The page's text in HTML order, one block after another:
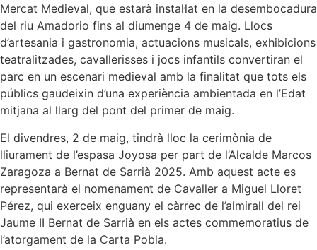
Mercat Medieval, que estarà instal·lat en la desembocadura
del riu Amadorio fins al diumenge 4 de maig. Llocs
d’artesania i gastronomia, actuacions musicals, exhibicions
teatralitzades, cavallerisses i jocs infantils convertiran el
parc en un escenari medieval amb la finalitat que tots els
públics gaudeixin d’una experiència ambientada en l’Edat
mitjana al llarg del pont del primer de maig.
El divendres, 2 de maig, tindrà lloc la cerimònia de
lliurament de l’espasa Joyosa per part de l’Alcalde Marcos
Zaragoza a Bernat de Sarrià 2025. Amb aquest acte es
representarà el nomenament de Cavaller a Miguel Lloret
Pérez, qui exerceix enguany el càrrec de l’almirall del rei
Jaume II Bernat de Sarrià en els actes commemoratius de
l’atorgament de la Carta Pobla.